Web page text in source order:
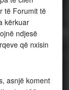
të Forumit të
kërkuar
ndjesë
që nxisin
asnjë koment